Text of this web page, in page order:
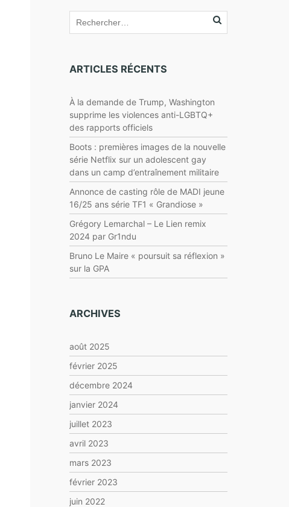
ARTICLES RÉCENTS
À la demande de Trump, Washington
supprime les violences anti-LGBTQ+
des rapports officiels
Boots : premières images de la nouvelle
série Netflix sur un adolescent gay
dans un camp d’entraînement militaire
Annonce de casting rôle de MADI jeune
16/25 ans série TF1 « Grandiose »
Grégory Lemarchal – Le Lien remix
2024 par Gr1ndu
Bruno Le Maire « poursuit sa réflexion »
sur la GPA
ARCHIVES
août 2025
février 2025
décembre 2024
janvier 2024
juillet 2023
avril 2023
mars 2023
février 2023
juin 2022